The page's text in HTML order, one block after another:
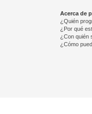
Acerca de
¿Quién
¿Por qué
¿Con quién
¿Cómo